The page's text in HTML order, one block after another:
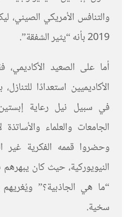
والتنافس الأمريكي الصيني،
2019 بأنه “يثير الشفقة”.
أما على الصعيد
الأكاديميين استعدادًا
في سبيل نيل رعاية
الجامعات والعلماء
وحضروا قممه الفكرية غير
النيويوركية، حيث كان
“ما هي الجاذبية؟”
سخية.